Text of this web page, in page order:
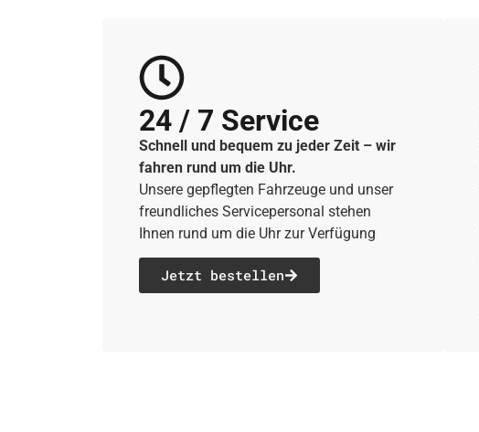
24 / 7 Service
Schnell und bequem zu jeder Zeit – wir
fahren rund um die Uhr.
Unsere gepflegten Fahrzeuge und unser
freundliches Servicepersonal stehen
Ihnen rund um die Uhr zur Verfügung
Jetzt bestellen